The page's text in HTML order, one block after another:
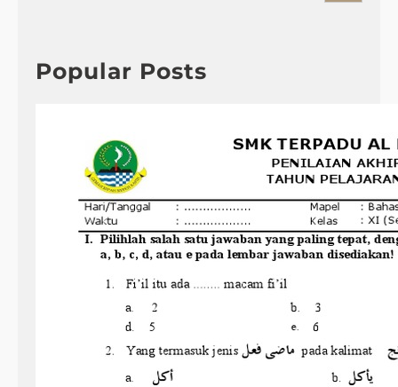
h
Popular Posts